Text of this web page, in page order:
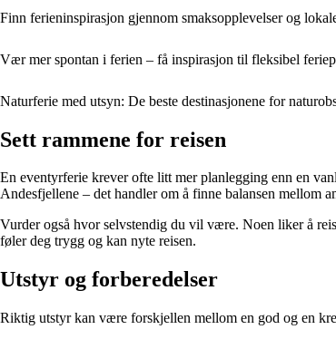
Finn ferieninspirasjon gjennom smaksopplevelser og
Vær mer spontan i ferien – få inspirasjon til fleksibel
Naturferie med utsyn: De beste destinasjonene for
Sett rammene for reisen
En eventyrferie krever ofte litt mer planlegging enn en
Andesfjellene – det handler om å finne balansen mellom
Vurder også hvor selvstendig du vil være. Noen liker å
føler deg trygg og kan nyte reisen.
Utstyr og forberedelser
Riktig utstyr kan være forskjellen mellom en god og en